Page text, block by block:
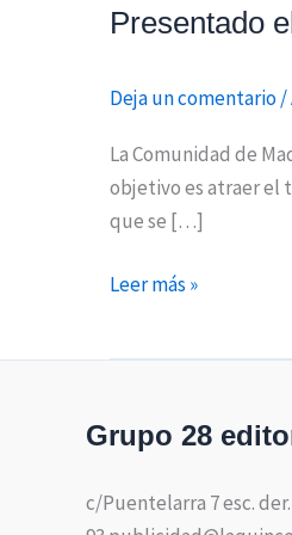
Presentado
Deja un comentario/
La Comunidad de
objetivo es atraer el
que se […]
Leer más »
Grupo 28
c/Puentelarra 7 esc. der.